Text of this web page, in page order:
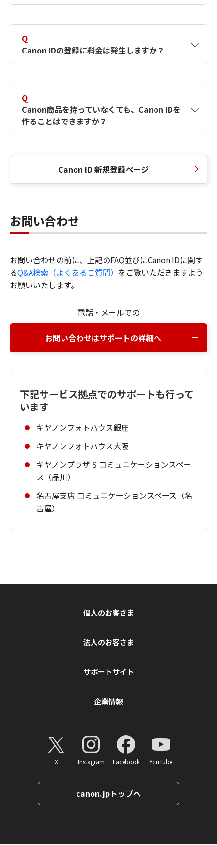
択したサービスから取得します。アカウントを
簡単に作成できるように、この情報を使用して
Canon IDの登録フォームを入力します。
Q
Canon IDの登録に料金は発生しますか？
Q
Canon商品を持っていなくても、Canon IDを
作ることはできますか？
Canon ID 新規登録ページ
お問い合わせ
お問い合わせの前に、上記のFAQ並びにCanon IDに関す
るQ&A検索（よくあるご質問） をご覧いただきますよう
お願いいたします。
電話・メールでの
お問い合わせはサポートの詳細へ
下記サービス拠点でのサポートも行って
います
キヤノンフォトハウス銀座
キヤノンフォトハウス大阪
キヤノンプラザ S コミュニケーションスペー
ス（品川）
名古屋支店 コミュニケーションスペース（名
古屋）
個人のお客さま
法人のお客さま
サポートサイト
企業情報
X Instagram Facebook YouTube
canon.jpトップへ